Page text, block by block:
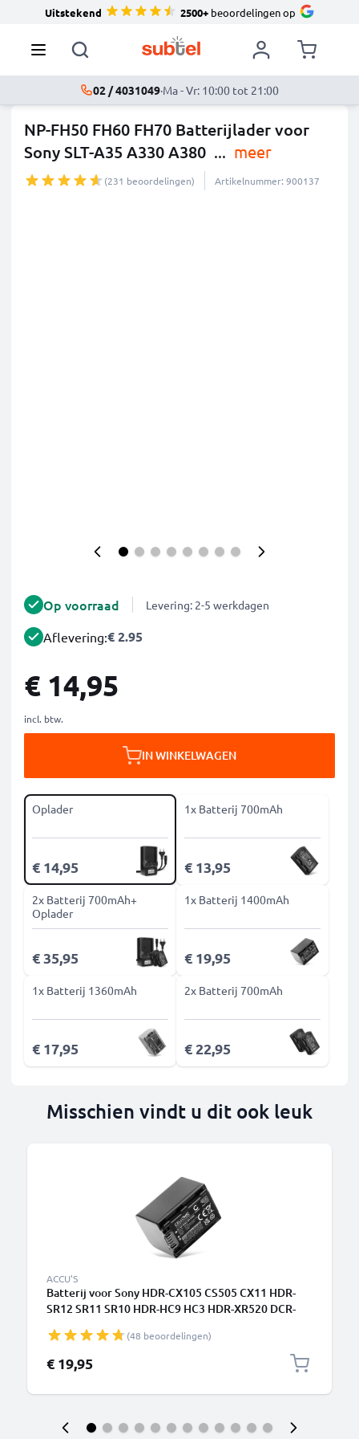
Uitstekend 2500+beoordelingen op
02 / 4031049·Ma - Vr: 10:00 tot 21:00
NP-FH50 FH60 FH70 Batterijlader voor
Sony SLT-A35 A330 A380 ... meer
(231 beoordelingen) Artikelnummer: 900137
Op voorraad Levering: 2-5 werkdagen
Aflevering:€ 2.95
€ 14,95
incl. btw.
IN WINKELWAGEN
Oplader
€ 14,95
1x Batterij 700mAh
€ 13,95
2x Batterij 700mAh+
Oplader
€ 35,95
1x Batterij 1400mAh
€ 19,95
1x Batterij 1360mAh
€ 17,95
2x Batterij 700mAh
€ 22,95
Misschien vindt u dit ook leuk
ACCU'S
Batterij voor Sony HDR-CX105 CS505 CX11 HDR-
SR12 SR11 SR10 HDR-HC9 HC3 HDR-XR520 DCR-
(48 beoordelingen)
€ 19,95